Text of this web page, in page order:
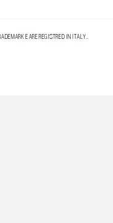
E ARE REGISTRED IN ITALY..